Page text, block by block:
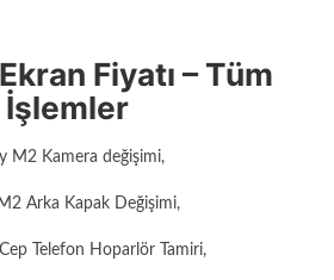
Fiyatı – Tüm
İşlemler
M2 Kamera değişimi,
Arka Kapak Değişimi,
Telefon Hoparlör Tamiri,